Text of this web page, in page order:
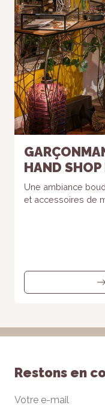
HAND SHOP
Une ambiance
et accessoires de
Restons en